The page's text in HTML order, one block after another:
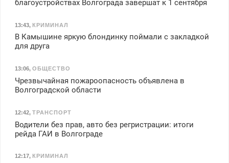
благоустройствах Волгограда завершат к 1 сентября
13:43, КРИМИНАЛ
В Камышине яркую блондинку поймали с закладкой
для друга
13:06, ОБЩЕСТВО
Чрезвычайная пожароопасность объявлена в
Волгоградской области
12:42, ТРАНСПОРТ
Водители без прав, авто без регристрации: итоги
рейда ГАИ в Волгограде
12:17, КРИМИНАЛ